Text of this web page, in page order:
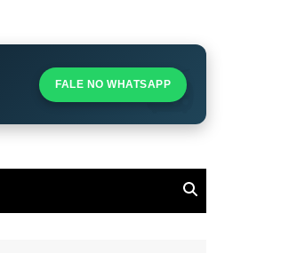
FALE NO WHATSAPP